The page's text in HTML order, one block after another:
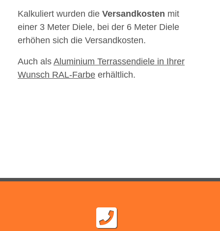
Kalkuliert wurden die Versandkosten mit
einer 3 Meter Diele, bei der 6 Meter Diele
erhöhen sich die Versandkosten.
Auch als Aluminium Terrassendiele in Ihrer
Wunsch RAL-Farbe erhältlich.